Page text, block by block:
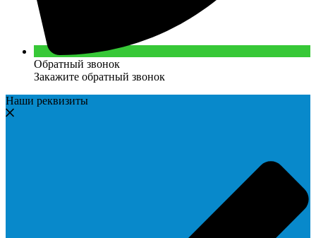
Обратный звонок
Закажите обратный звонок
Наши реквизиты